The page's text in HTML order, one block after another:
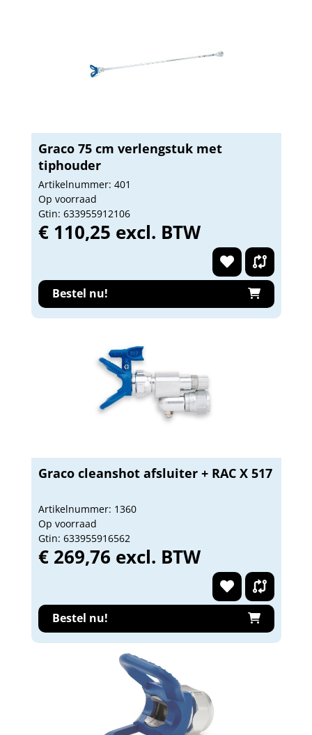
Graco 75 cm verlengstuk met
tiphouder
Artikelnummer: 401
Op voorraad
Gtin: 633955912106
€ 110,25 excl. BTW
Bestel nu!
Graco cleanshot afsluiter + RAC X 517
Artikelnummer: 1360
Op voorraad
Gtin: 633955916562
€ 269,76 excl. BTW
Bestel nu!